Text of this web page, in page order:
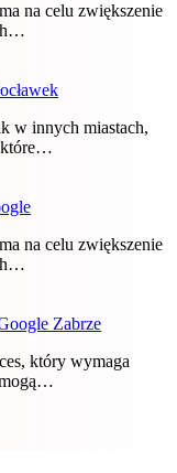
na celu zwiększenie
w innych miastach,
które…
na celu zwiększenie
Zabrze
który wymaga